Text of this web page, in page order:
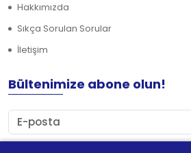
Hakkımızda
Sıkça Sorulan Sorular
İletişim
Bültenimize abone olun!